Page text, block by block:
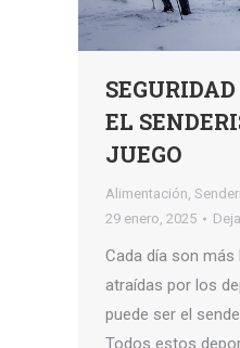
EL
JUEGO
Alimentación,
29 enero, 2025
Cada día son
atraídas por los
puede ser el
Todos estos